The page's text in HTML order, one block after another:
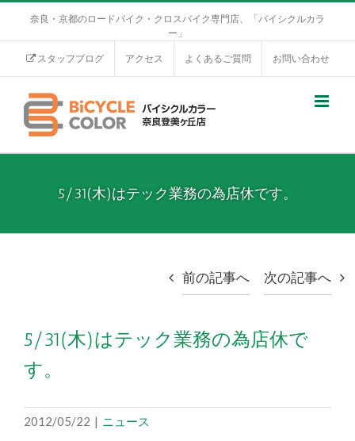
奈良・京都のロードバイク・クロスバイク専門店、「バイシクルカラ
ー」
スタッフブログ アクセス よくあるご質問 お問い合わせ
5/31(木)はテック業務の為店休です。
前の記事へ 次の記事へ
5/31(木)はテック業務の為店休で
す。
2012/05/22 | ニュース